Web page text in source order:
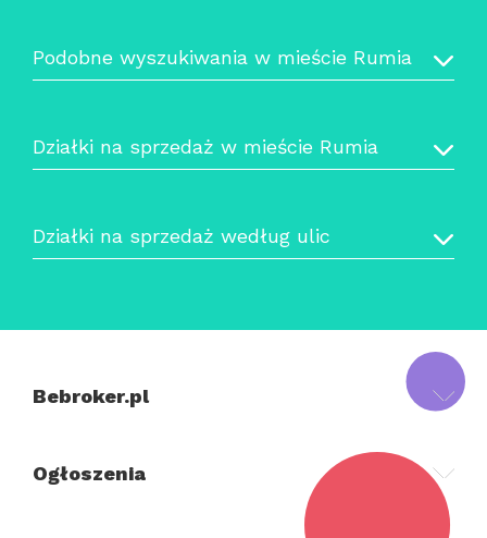
Podobne wyszukiwania w mieście Rumia
Działki na sprzedaż w mieście Rumia
Działki na sprzedaż według ulic
Bebroker.pl
Ogłoszenia